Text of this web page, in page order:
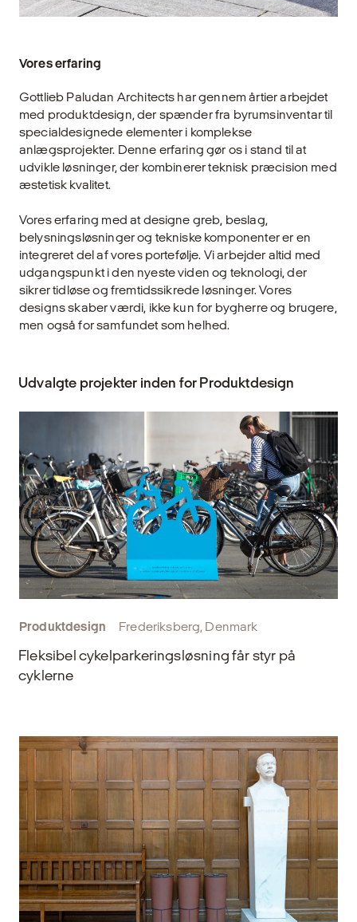
Vores erfaring
Gottlieb Paludan Architects har gennem årtier arbejdet
med produktdesign, der spænder fra byrumsinventar til
specialdesignede elementer i komplekse
anlægsprojekter. Denne erfaring gør os i stand til at
udvikle løsninger, der kombinerer teknisk præcision med
æstetisk kvalitet.
Vores erfaring med at designe greb, beslag,
belysningsløsninger og tekniske komponenter er en
integreret del af vores portefølje. Vi arbejder altid med
udgangspunkt i den nyeste viden og teknologi, der
sikrer tidløse og fremtidssikrede løsninger. Vores
designs skaber værdi, ikke kun for bygherre og brugere,
men også for samfundet som helhed.
Udvalgte projekter inden for Produktdesign
Produktdesign Frederiksberg, Denmark
Fleksibel cykelparkeringsløsning får styr på
cyklerne